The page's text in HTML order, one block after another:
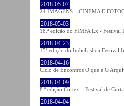
2018-05-07
24 IMAGENS – CINEMA E
2018-05-03
18.ª edição do FIMFA Lx - Festival
2018-04-23
15ª edição do IndieLisboa Festival
2018-04-16
Ciclo de Encontros O que é O
2018-04-09
8.ª edição Córtex – Festival de
2018-04-04